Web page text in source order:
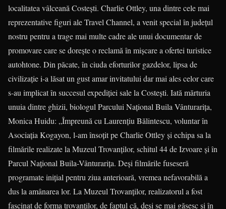
localitatea vâlceană Costești. Charlie Ottley, una dintre cele mai
reprezentative figuri ale Travel Channel, a venit special în județul
nostru pentru a trage mai multe cadre ale unui documentar de
promovare care se dorește o reclamă în mișcare a ofertei turistice
autohtone. Din păcate, în ciuda eforturilor gazdelor, lipsa de
civilizație i-a lăsat un gust amar invitatului dar mai ales celor care
s-au implicat în succesul expediției sale la Costești. Iată mărturia
unuia dintre ghizii, biologul Parcului Na­țio­nal Buila Vânturarița,
Monica Huidu: „Împreună cu Lau­ren­țiu Bă­lintescu, voluntar în
Asociația Ko­ga­yon, l-am însoțit pe Charlie Ottley și echipa sa la
filmările reali­zate la Muzeul Trovanților, schitul 44 de Izvoare și în
Parcul Național Buila-Vânturarița. Deși filmările fuse­seră
programate inițial pentru ziua anterioară, vremea nefavora­bilă a
dus la amânarea lor. La Mu­zeul Trovanților, realizatorul a fost
fascinat de forma trovanților, de faptul că, deși se mai găsesc și în